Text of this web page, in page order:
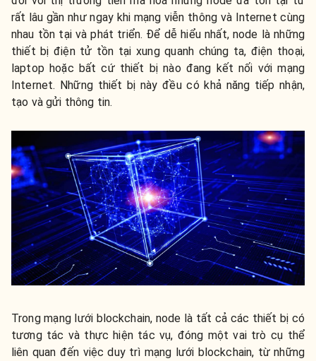
rất lâu gần như ngay khi mạng viễn thông và Internet cùng
nhau tồn tại và phát triển. Để dễ hiểu nhất, node là những
thiết bị điện tử tồn tại xung quanh chúng ta, điện thoại,
laptop hoặc bất cứ thiết bị nào đang kết nối với mạng
Internet. Những thiết bị này đều có khả năng tiếp nhận,
tạo và gửi thông tin.
Trong mạng lưới blockchain, node là tất cả các thiết bị có
tương tác và thực hiện tác vụ, đóng một vai trò cụ thể
liên quan đến việc duy trì mạng lưới blockchain, từ những